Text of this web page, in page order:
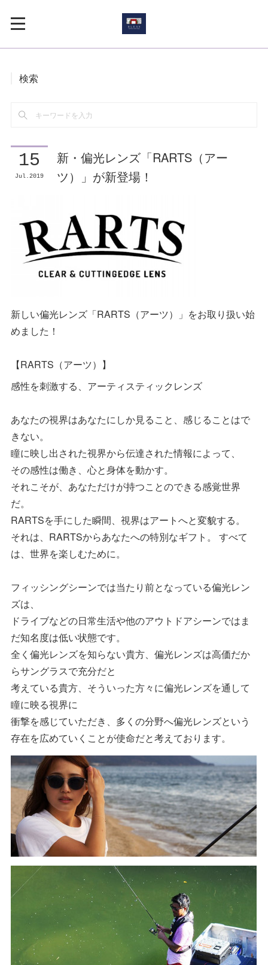
検索
15
Jul 2019
新・偏光レンズ「RARTS（アー
ツ）」が新登場！
新しい偏光レンズ「RARTS（アーツ）」をお取り扱い始
めました！
【RARTS（アーツ）】
感性を刺激する、アーティスティックレンズ
あなたの視界はあなたにしか見ること、感じることはで
きない。
瞳に映し出された視界から伝達された情報によって、
その感性は働き、心と身体を動かす。
それこそが、あなただけが持つことのできる感覚世界
だ。
RARTSを手にした瞬間、視界はアートへと変貌する。
それは、RARTSからあなたへの特別なギフト。 すべて
は、世界を楽しむために。
フィッシングシーンでは当たり前となっている偏光レン
ズは、
ドライブなどの日常生活や他のアウトドアシーンではま
だ知名度は低い状態です。
全く偏光レンズを知らない貴方、偏光レンズは高価だか
らサングラスで充分だと
考えている貴方、そういった方々に偏光レンズを通して
瞳に映る視界に
衝撃を感じていただき、多くの分野へ偏光レンズという
存在を広めていくことが使命だと考えております。